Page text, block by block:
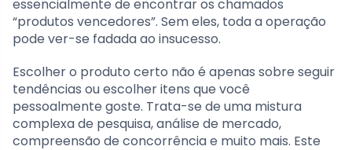
essencialmente de encontrar os chamados
“produtos vencedores”. Sem eles, toda a operação
pode ver-se fadada ao insucesso.
Escolher o produto certo não é apenas sobre seguir
tendências ou escolher itens que você
pessoalmente goste. Trata-se de uma mistura
complexa de pesquisa, análise de mercado,
compreensão de concorrência e muito mais. Este